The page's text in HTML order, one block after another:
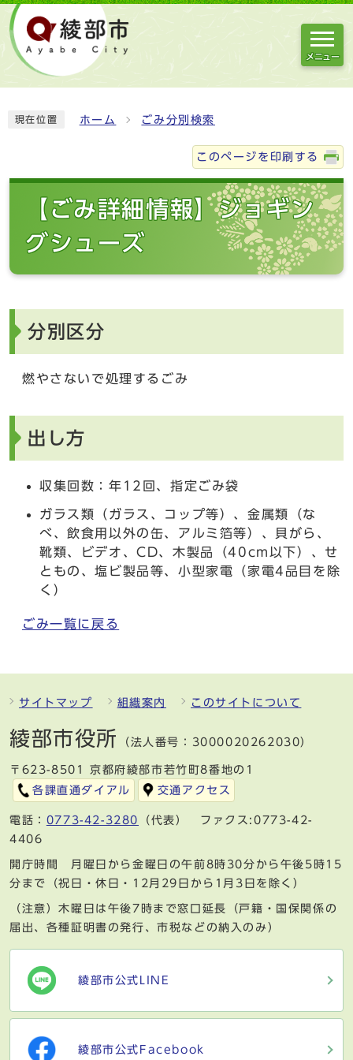
メニュー
現在位置 ホーム ごみ分別検索
このページを印刷する
【ごみ詳細情報】ジョギン
グシューズ
分別区分
燃やさないで処理するごみ
出し方
収集回数：年12回、指定ごみ袋
ガラス類（ガラス、コップ等）、金属類（な
べ、飲食用以外の缶、アルミ箔等）、貝がら、
靴類、ビデオ、CD、木製品（40cm以下）、せ
ともの、塩ビ製品等、小型家電（家電4品目を除
く）
ごみ一覧に戻る
サイトマップ 組織案内 このサイトについて
綾部市役所 （法人番号：3000020262030）
〒623-8501 京都府綾部市若竹町8番地の1
各課直通ダイアル
交通アクセス
電話： 0773-42-3280
（代表） ファクス:0773-42-
4406
開庁時間 月曜日から金曜日の午前8時30分から午後5時15
分まで（祝日・休日・12月29日から1月3日を除く）
（注意）木曜日は午後7時まで窓口延長（戸籍・国保関係の
届出、各種証明書の発行、市税などの納入のみ）
綾部市公式LINE
綾部市公式Facebook